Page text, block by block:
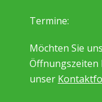
Termine:
Möchten Sie
Öffnungszeiten
unser